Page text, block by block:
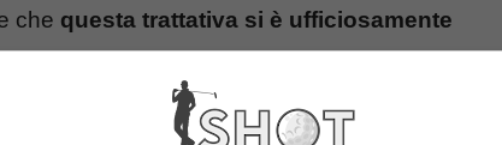
che questa trattativa si è ufficiosamente
direttore sportivo del